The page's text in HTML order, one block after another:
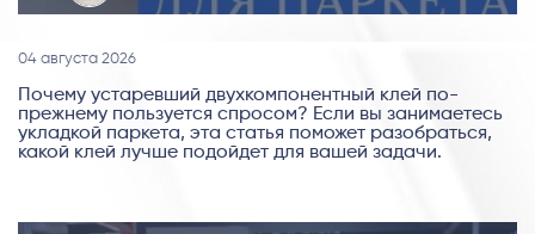
04 августа 2026
Почему устаревший двухкомпонентный клей по-
прежнему пользуется спросом? Если вы занимаетесь
укладкой паркета, эта статья поможет разобраться,
какой клей лучше подойдет для вашей задачи.